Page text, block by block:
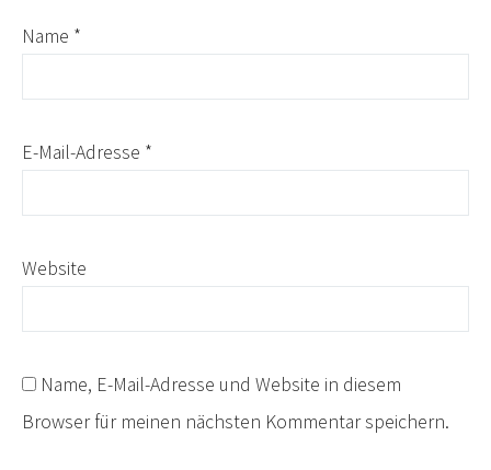
Name *
E-Mail-Adresse *
Website
Name, E-Mail-Adresse und Website in diesem
Browser für meinen nächsten Kommentar speichern.